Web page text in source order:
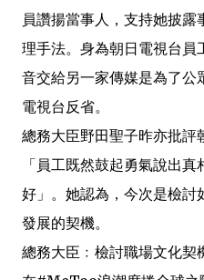
員讚揚當事人，支持她披
理手法。身為朝日電視台員
音交給另一家傳媒是為了公
電視台反省。
總務大臣野田聖子昨亦批評
「員工既然鼓起勇氣說出
好」。她認為，今次是檢討
發展的契機。
總務大臣﹕檢討職場文化契